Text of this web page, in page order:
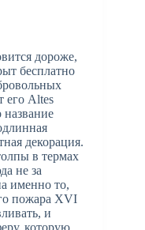
дороже,
бесплатно
его Altes
название
декорация.
в термах
не за
именно то,
пожара XVI
и